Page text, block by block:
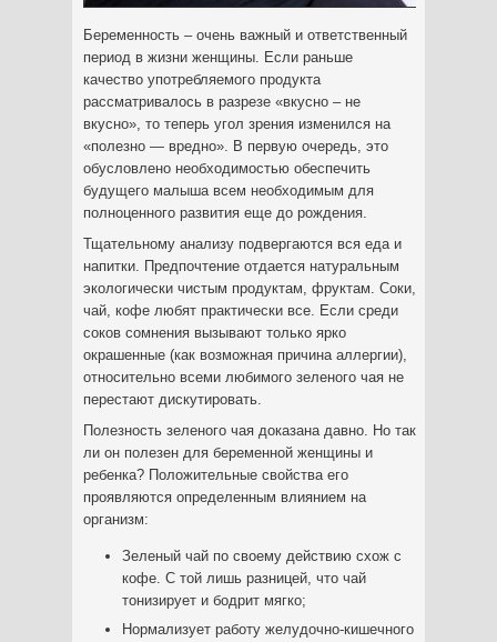
Беременность – очень важный и ответственный
период в жизни женщины. Если раньше
качество употребляемого продукта
рассматривалось в разрезе «вкусно – не
вкусно», то теперь угол зрения изменился на
«полезно — вредно». В первую очередь, это
обусловлено необходимостью обеспечить
будущего малыша всем необходимым для
полноценного развития еще до рождения.
Тщательному анализу подвергаются вся еда и
напитки. Предпочтение отдается натуральным
экологически чистым продуктам, фруктам. Соки,
чай, кофе любят практически все. Если среди
соков сомнения вызывают только ярко
окрашенные (как возможная причина аллергии),
относительно всеми любимого зеленого чая не
перестают дискутировать.
Полезность зеленого чая доказана давно. Но так
ли он полезен для беременной женщины и
ребенка? Положительные свойства его
проявляются определенным влиянием на
организм:
Зеленый чай по своему действию схож с
кофе. С той лишь разницей, что чай
тонизирует и бодрит мягко;
Нормализует работу желудочно-кишечного